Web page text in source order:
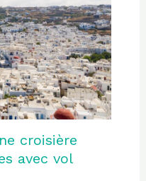
croisière
avec vol